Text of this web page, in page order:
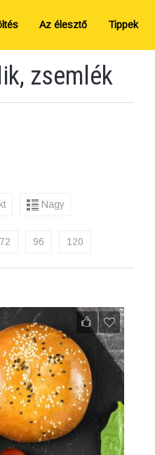
Az élesztő Tippek
zsemlék
Nagy
72 96 120